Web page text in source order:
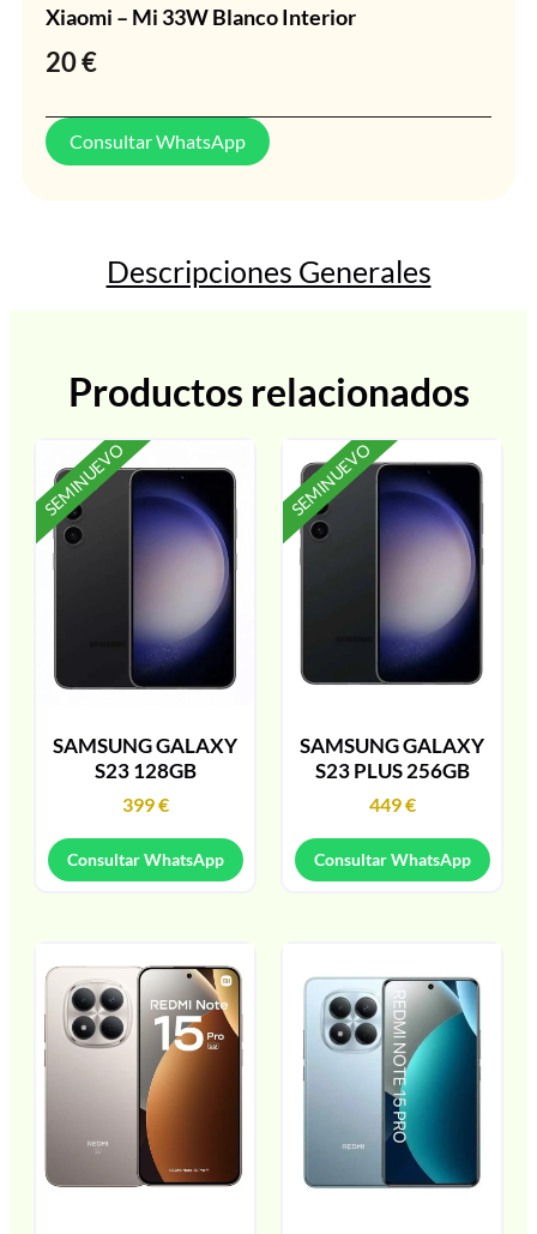
Xiaomi – Mi 33W Blanco Interior
20€
Consultar WhatsApp
Descripciones Generales
Productos relacionados
SEMINUEVO
SAMSUNG GALAXY
S23 128GB
399€
Consultar WhatsApp
SEMINUEVO
SAMSUNG GALAXY
S23 PLUS 256GB
449€
Consultar WhatsApp